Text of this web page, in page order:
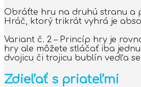
Obráťte hru na druhú stranu a
Hráč, ktorý trikrát vyhrá je
Variant č. 2 – Princíp hry je
hry ale môžete stláčať iba
dvojicu či trojicu bublín vedľa
Zdieľať s priateľmi